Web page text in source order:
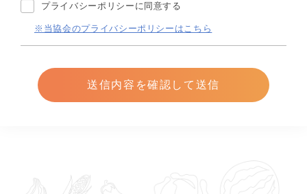
プライバシーポリシーに同意する
※当協会のプライバシーポリシーはこちら